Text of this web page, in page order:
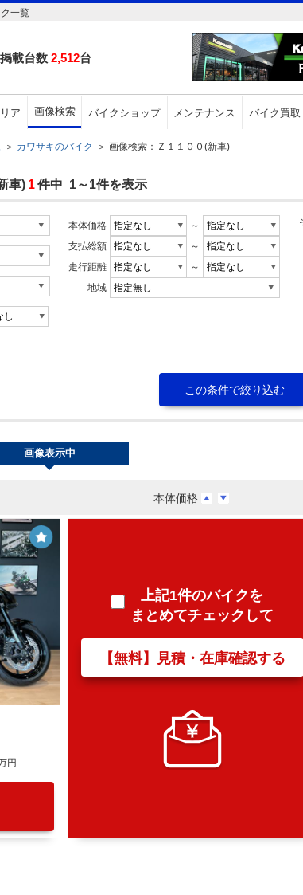
一覧
掲載台数 2,512台
ア 画像検索 バイクショップ メンテナンス バイク買取
＞ カワサキのバイク ＞ 画像検索：Ｚ１１００(新車)
車) 1件中 1～1件を表示
本体価格
～
支払総額
～
走行距離
～
地域
本体価格
画像表示中
円
上記1件のバイクを
まとめてチェックして
【無料】見積・在庫確認する